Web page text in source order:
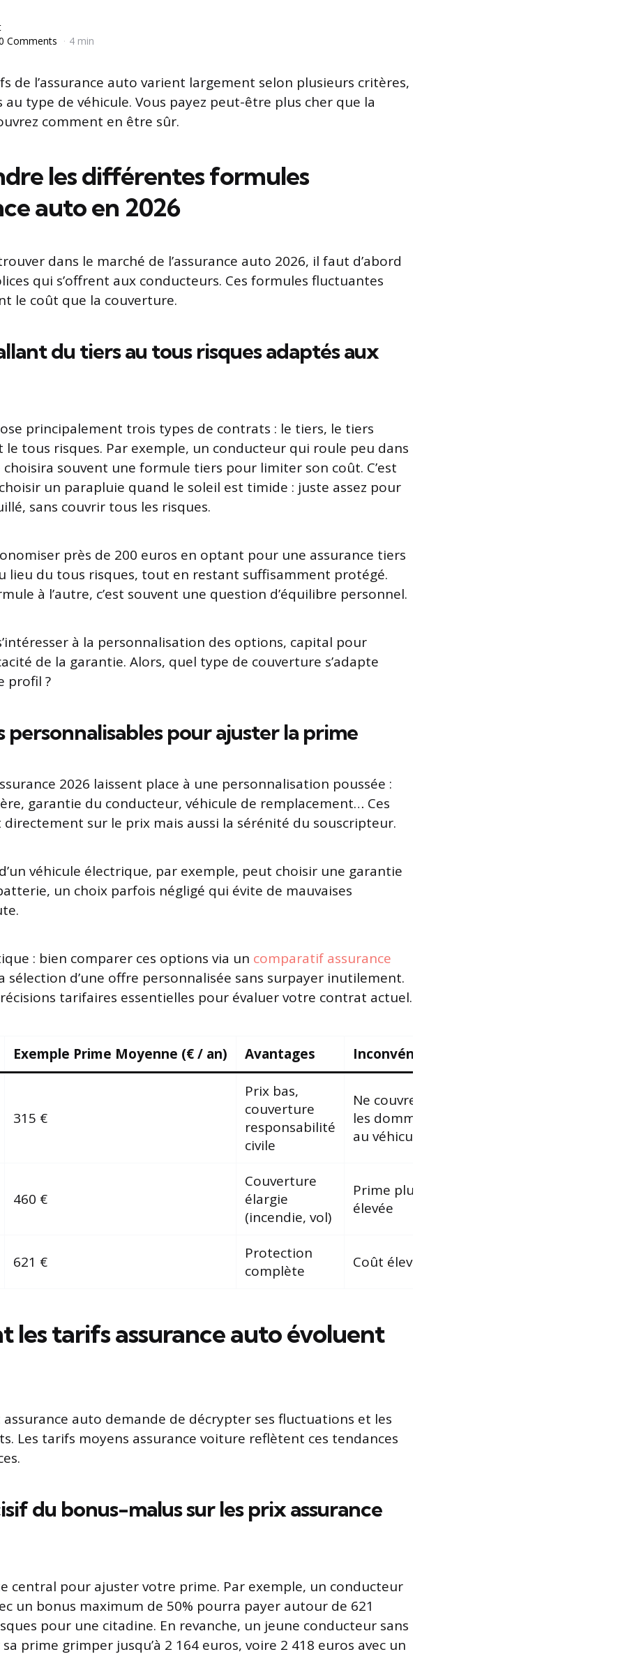
Comments 4 min
de l’assurance auto varient largement selon plusieurs critères,
type de véhicule. Vous payez peut-être plus cher que la
comment en être sûr.
les différentes formules
auto en 2026
dans le marché de l’assurance auto 2026, il faut d’abord
qui s’offrent aux conducteurs. Ces formules fluctuantes
le coût que la couverture.
du tiers au tous risques adaptés aux
principalement trois types de contrats : le tiers, le tiers
tous risques. Par exemple, un conducteur qui roule peu dans
choisira souvent une formule tiers pour limiter son coût. C’est
un parapluie quand le soleil est timide : juste assez pour
sans couvrir tous les risques.
près de 200 euros en optant pour une assurance tiers
lieu du tous risques, tout en restant suffisamment protégé.
à l’autre, c’est souvent une question d’équilibre personnel.
à la personnalisation des options, capital pour
de la garantie. Alors, quel type de couverture s’adapte
profil ?
personnalisables pour ajuster la prime
2026 laissent place à une personnalisation poussée :
garantie du conducteur, véhicule de remplacement… Ces
sur le prix mais aussi la sérénité du souscripteur.
véhicule électrique, par exemple, peut choisir une garantie
un choix parfois négligé qui évite de mauvaises
: bien comparer ces options via un comparatif assurance
sélection d’une offre personnalisée sans surpayer inutilement.
tarifaires essentielles pour évaluer votre contrat actuel.
Exemple Prime Moyenne (€ / an) Avantages Inconvénients
315 €
Prix bas,
couverture
responsabilité
civile
Ne couvre pas
les dommages
au véhicule
460 €
Couverture
élargie
(incendie, vol)
Prime plus
élevée
621 €
Protection
complète
Coût élevé
les tarifs assurance auto évoluent
auto demande de décrypter ses fluctuations et les
Les tarifs moyens assurance voiture reflètent ces tendances
du bonus-malus sur les prix assurance
central pour ajuster votre prime. Par exemple, un conducteur
un bonus maximum de 50% pourra payer autour de 621
pour une citadine. En revanche, un jeune conducteur sans
prime grimper jusqu’à 2 164 euros, voire 2 418 euros avec un